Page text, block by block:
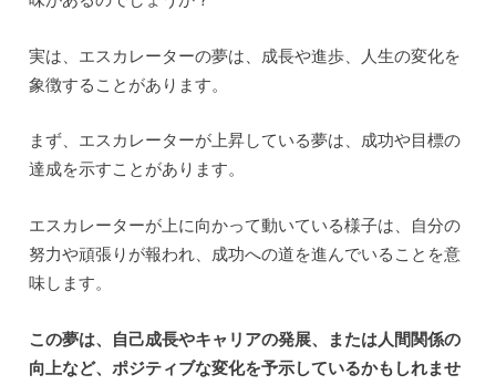
実は、エスカレーターの夢は、成長や進歩、人生の変化を
象徴することがあります。
まず、エスカレーターが上昇している夢は、成功や目標の
達成を示すことがあります。
エスカレーターが上に向かって動いている様子は、自分の
努力や頑張りが報われ、成功への道を進んでいることを意
味します。
この夢は、自己成長やキャリアの発展、または人間関係の
向上など、ポジティブな変化を予示しているかもしれませ